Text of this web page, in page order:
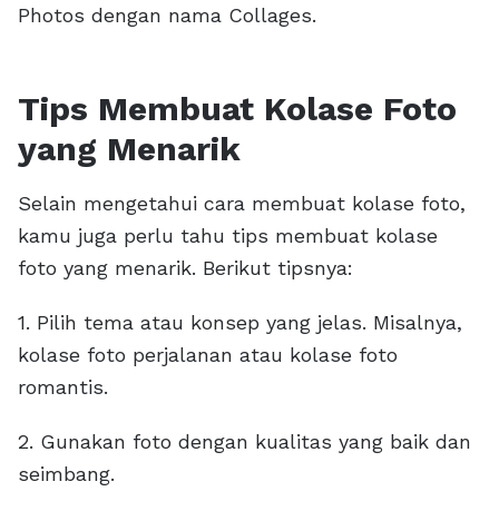
Photos dengan nama Collages.
Tips Membuat Kolase Foto
yang Menarik
Selain mengetahui cara membuat kolase foto,
kamu juga perlu tahu tips membuat kolase
foto yang menarik. Berikut tipsnya:
1. Pilih tema atau konsep yang jelas. Misalnya,
kolase foto perjalanan atau kolase foto
romantis.
2. Gunakan foto dengan kualitas yang baik dan
seimbang.